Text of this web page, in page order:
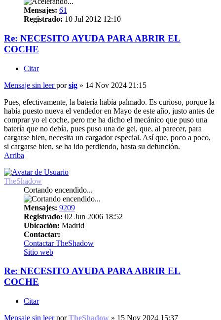
Mensajes: 61
Registrado: 10 Jul 2012 12:10
Re: NECESITO AYUDA PARA ABRIR EL
COCHE
Citar
Mensaje sin leer porsig » 14 Nov 2024 21:15
Pues, efectivamente, la batería había palmado. Es curioso, porque la
había puesto nueva el vendedor en Mayo de este año, justo antes de
comprar yo el coche, pero me ha dicho el mecánico que puso una
batería que no debía, pues puso una de gel, que, al parecer, para
cargarse bien, necesita un cargador especial. Así que, poco a poco,
si cargarse bien, se ha ido perdiendo, hasta su defunción.
Arriba
TheShadow
Cortando encendido...
Mensajes: 9209
Registrado: 02 Jun 2006 18:52
Ubicación: Madrid
Contactar:
Contactar TheShadow
Sitio web
Re: NECESITO AYUDA PARA ABRIR EL
COCHE
Citar
Mensaje sin leer porTheShadow » 15 Nov 2024 15:37